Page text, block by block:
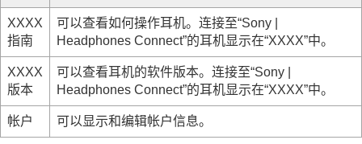
XXXX
指南
可以查看如何操作耳机。连接至“Sony |
Headphones Connect”的耳机显示在“XXXX”中。
XXXX
版本
可以查看耳机的软件版本。连接至“Sony |
Headphones Connect”的耳机显示在“XXXX”中。
帐户 可以显示和编辑帐户信息。